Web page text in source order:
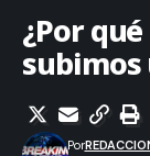
¿Por
subimos
Por